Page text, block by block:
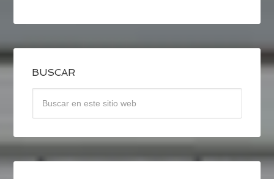
BUSCAR